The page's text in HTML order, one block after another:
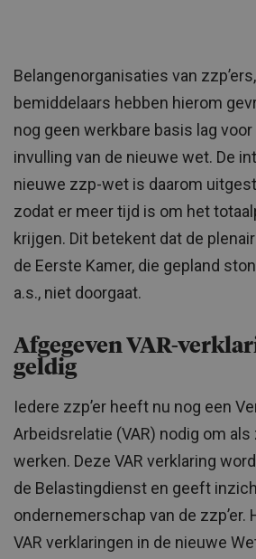
Belangenorganisaties van
bemiddelaars hebben hierom
nog geen werkbare basis lag
invulling van de nieuwe wet. De
nieuwe zzp-wet is daarom
zodat er meer tijd is om het
krijgen. Dit betekent dat de
de Eerste Kamer, die gepland
a.s., niet doorgaat.
Afgegeven VAR-
geldig
Iedere zzp’er heeft nu nog een
Arbeidsrelatie (VAR) nodig om als
werken. Deze VAR verklaring
de Belastingdienst en geeft
ondernemerschap van de zzp’er.
VAR verklaringen in de nieuwe